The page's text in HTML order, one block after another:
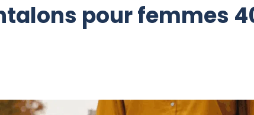
pour femmes